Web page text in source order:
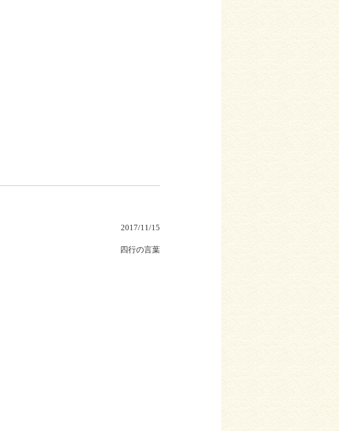
2017/11/15
四行の言葉